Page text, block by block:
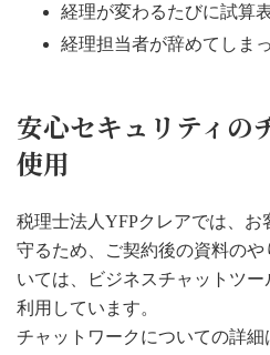
経理が変わるたびに試算
経理担当者が辞めてしま
安心セキュリティの
使用
税理士法人YFPクレアでは、
守るため、ご契約後の資料の
いては、ビジネスチャットツ
利用しています。
チャットワークについての詳